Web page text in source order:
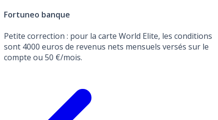
Fortuneo banque
Petite correction : pour la carte World Elite, les conditions
sont 4000 euros de revenus nets mensuels versés sur le
compte ou 50 €/mois.